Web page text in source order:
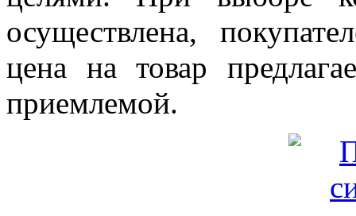
осуществлена,
цена на товар
приемлемой.